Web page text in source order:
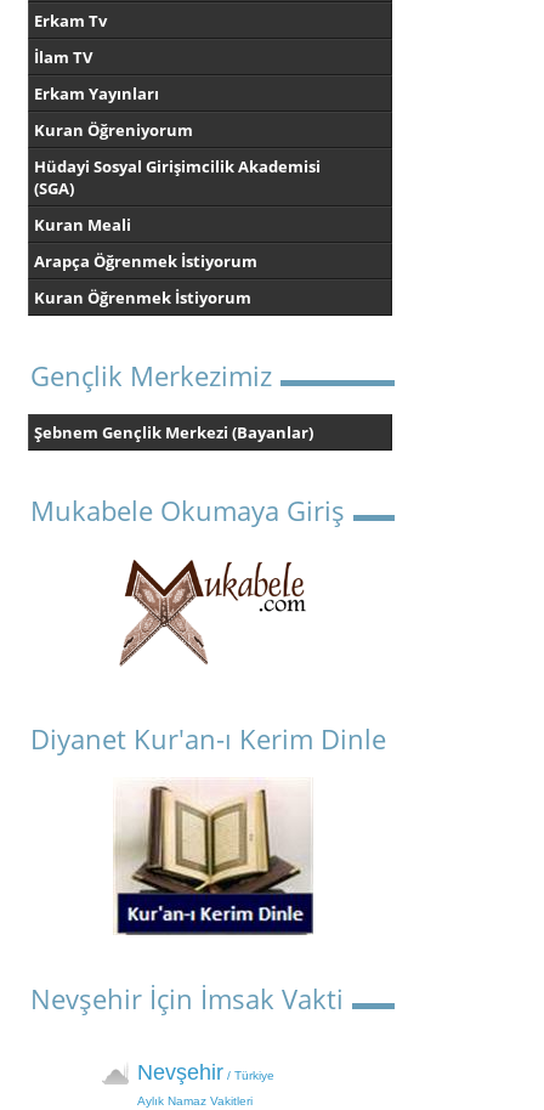
Erkam Tv
İlam TV
Erkam Yayınları
Kuran Öğreniyorum
Hüdayi Sosyal Girişimcilik Akademisi
(SGA)
Kuran Meali
Arapça Öğrenmek İstiyorum
Kuran Öğrenmek İstiyorum
Gençlik Merkezimiz
Şebnem Gençlik Merkezi (Bayanlar)
Mukabele Okumaya Giriş
Diyanet Kur'an-ı Kerim Dinle
Nevşehir İçin İmsak Vakti